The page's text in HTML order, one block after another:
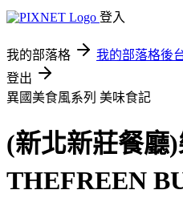
登入
我的部落格 我的部落格後
登出
異國美食風系列 美味食記
(新北新莊餐廳
THEFREEN